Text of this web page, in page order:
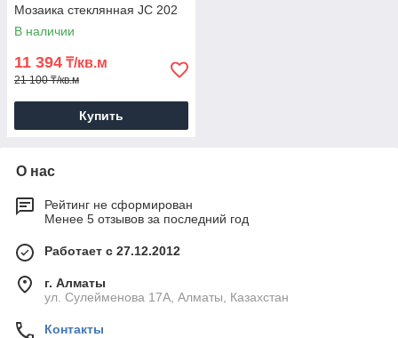
Мозаика стеклянная JC 202
В наличии
11 394 ₸/кв.м
21 100 ₸/кв.м
Купить
О нас
Рейтинг не сформирован
Менее 5 отзывов за последний год
Работает с 27.12.2012
г. Алматы
ул. Сулейменова 17А, Алматы, Казахстан
Контакты